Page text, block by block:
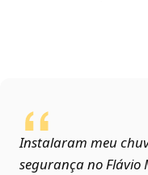
Instalaram meu
segurança no Flávio